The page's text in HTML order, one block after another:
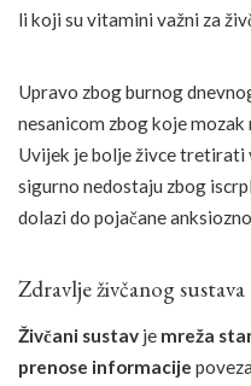
li koji su vitamini važni za
Upravo zbog burnog
nesanicom zbog koje
Uvijek je bolje živce tretirati
sigurno nedostaju zbog
dolazi do pojačane
Zdravlje živčanog sustava
Živčani sustav je mreža
prenose informacije